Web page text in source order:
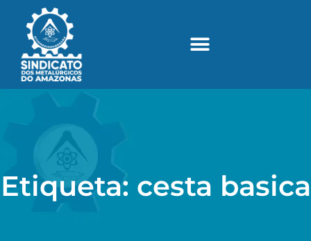
Etiqueta: cesta basica